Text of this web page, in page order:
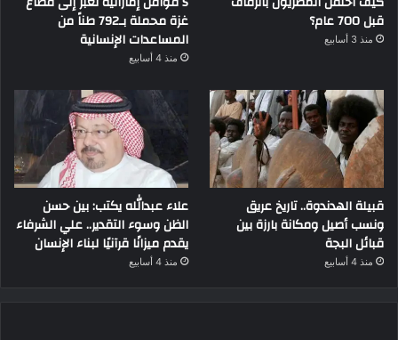
قبل 700 عام؟
منذ 3 أسابيع
غزة محملة بـ792 طناً من
المساعدات الإنسانية
منذ 4 أسابيع
قبيلة الهدندوة.. تاريخ عريق
ونسب أصيل ومكانة بارزة بين
قبائل البجة
منذ 4 أسابيع
علاء عبدالله يكتب: بين حسن
الظن وسوء التقدير.. علي الشرفاء
يقدم ميزانًا قرآنيًا لبناء الإنسان
منذ 4 أسابيع